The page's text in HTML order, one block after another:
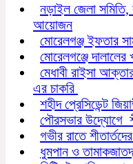
নড়াইল জেলা সমিতি,
আয়োজন
মোরেলগঞ্জ ইফতার
মোরেলগঞ্জে দালালের
মেধাবী রাইসা
এর চাকরি
শহীদ প্রেসিডেন্ট
পৌরসভার উদ্যোগে
গভীর রাতে
ধুমপান ও